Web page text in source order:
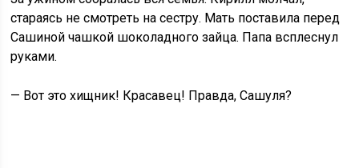
стараясь не смотреть на сестру. Мать поставила перед
Сашиной чашкой шоколадного зайца. Папа всплеснул
руками.
— Вот это хищник! Красавец! Правда, Сашуля?